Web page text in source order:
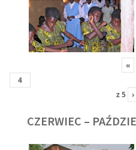
«
z5 ›
CZERWIEC –